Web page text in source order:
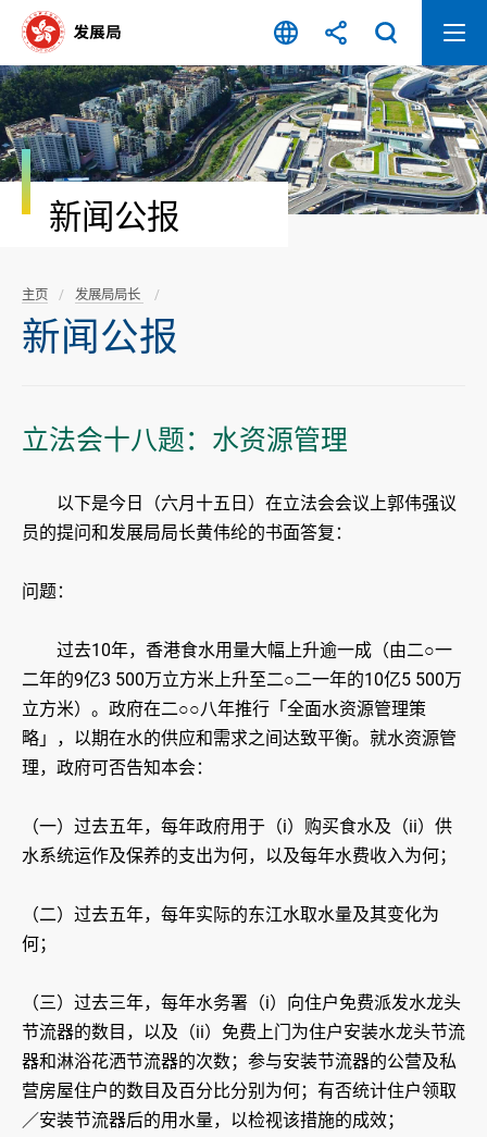
容
开
始
新闻公报
主页 发展局局长
新闻公报
立法会十八题：水资源管理
以下是今日（六月十五日）在立法会会议上郭伟强议
员的提问和发展局局长黄伟纶的书面答复：
问题：
过去10年，香港食水用量大幅上升逾一成（由二○一
二年的9亿3 500万立方米上升至二○二一年的10亿5 500万
立方米）。政府在二○○八年推行「全面水资源管理策
略」，以期在水的供应和需求之间达致平衡。就水资源管
理，政府可否告知本会：
（一）过去五年，每年政府用于（i）购买食水及（ii）供
水系统运作及保养的支出为何，以及每年水费收入为何；
（二）过去五年，每年实际的东江水取水量及其变化为
何；
（三）过去三年，每年水务署（i）向住户免费派发水龙头
节流器的数目，以及（ii）免费上门为住户安装水龙头节流
器和淋浴花洒节流器的次数；参与安装节流器的公营及私
营房屋住户的数目及百分比分别为何；有否统计住户领取
／安装节流器后的用水量，以检视该措施的成效；